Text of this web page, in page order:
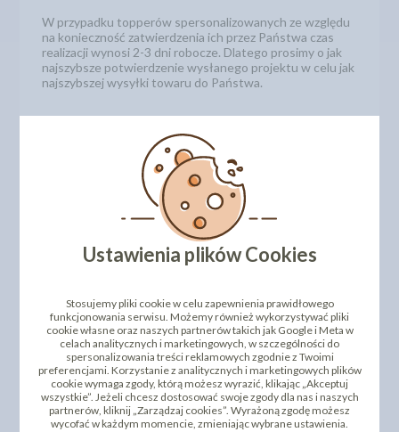
W przypadku topperów spersonalizowanych ze względu
na konieczność zatwierdzenia ich przez Państwa czas
realizacji wynosi 2-3 dni robocze. Dlatego prosimy o jak
najszybsze potwierdzenie wysłanego projektu w celu jak
najszybszej wysyłki towaru do Państwa.
Ustawienia plików Cookies
Stosujemy pliki cookie w celu zapewnienia prawidłowego
funkcjonowania serwisu. Możemy również wykorzystywać pliki
cookie własne oraz naszych partnerów takich jak Google i Meta w
celach analitycznych i marketingowych, w szczególności do
spersonalizowania treści reklamowych zgodnie z Twoimi
preferencjami. Korzystanie z analitycznych i marketingowych plików
cookie wymaga zgody, którą możesz wyrazić, klikając „Akceptuj
wszystkie”. Jeżeli chcesz dostosować swoje zgody dla nas i naszych
partnerów, kliknij „Zarządzaj cookies”. Wyrażoną zgodę możesz
wycofać w każdym momencie, zmieniając wybrane ustawienia.